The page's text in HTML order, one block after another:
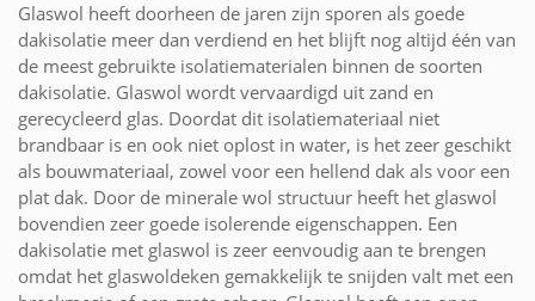
Glaswol heeft doorheen de jaren zijn sporen als goede
dakisolatie meer dan verdiend en het blijft nog altijd één van
de meest gebruikte isolatiematerialen binnen de soorten
dakisolatie. Glaswol wordt vervaardigd uit zand en
gerecycleerd glas. Doordat dit isolatiemateriaal niet
brandbaar is en ook niet oplost in water, is het zeer geschikt
als bouwmateriaal, zowel voor een hellend dak als voor een
plat dak. Door de minerale wol structuur heeft het glaswol
bovendien zeer goede isolerende eigenschappen. Een
dakisolatie met glaswol is zeer eenvoudig aan te brengen
omdat het glaswoldeken gemakkelijk te snijden valt met een